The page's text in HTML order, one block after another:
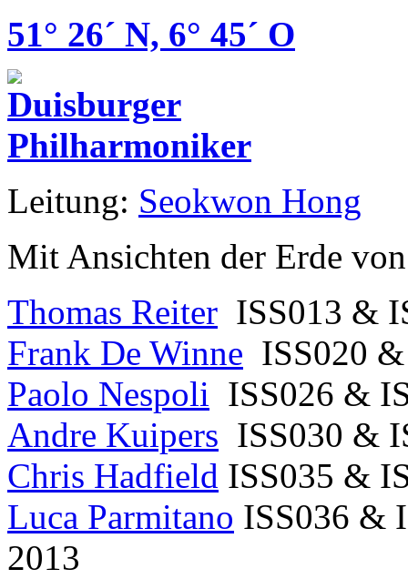
51° 26´ N, 6° 45´ O
Leitung: Seokwon Hong
Mit Ansichten der Erde
Thomas Reiter ISS013 &
Frank De Winne ISS020
Paolo Nespoli ISS026 &
Andre Kuipers ISS030 &
Chris Hadfield ISS035 &
Luca Parmitano ISS036 &
2013